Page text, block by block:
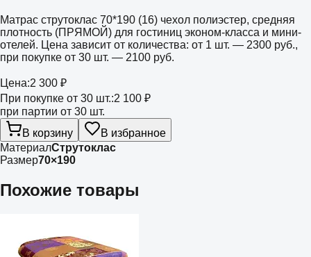
Матрас струтоклас 70*190 (16) чехол полиэстер, средняя
плотность (ПРЯМОЙ) для гостиниц эконом-класса и мини-
отелей. Цена зависит от количества: от 1 шт. — 2300 руб.,
при покупке от 30 шт. — 2100 руб.
Цена:2 300 ₽
При покупке от 30 шт.:2 100 ₽
при партии от 30 шт.
В корзину
В избранное
МатериалСтрутоклас
Размер70×190
Похожие товары